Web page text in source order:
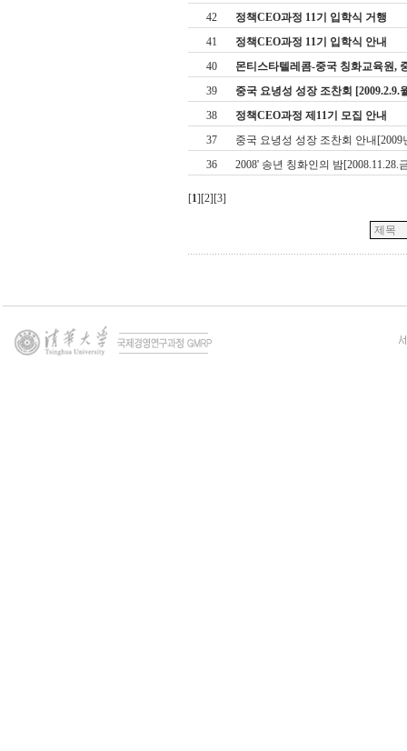
42
정책CEO과정 11기 입학식 거행
41
정책CEO과정 11기 입학식 안내
40
몬티스타텔레콤­-중국 칭화교육원,
39
중국 요녕성 성장 조찬회 [2009.2.9.
38
정책CEO과정 제11기 모집 안내
37
중국 요녕성 성장 조찬회 안내
36
2008' 송년 칭화인의 밤[2008.11.28.
[1][2][3]